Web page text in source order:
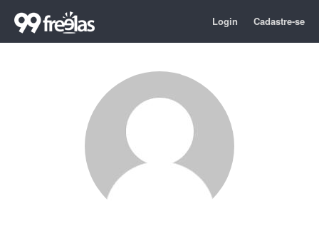
Login Cadastre-se